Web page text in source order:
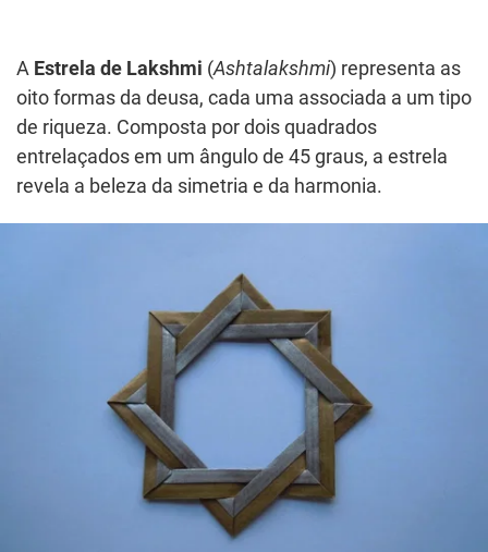
A Estrela de Lakshmi (Ashtalakshmi) representa as
oito formas da deusa, cada uma associada a um tipo
de riqueza. Composta por dois quadrados
entrelaçados em um ângulo de 45 graus, a estrela
revela a beleza da simetria e da harmonia.